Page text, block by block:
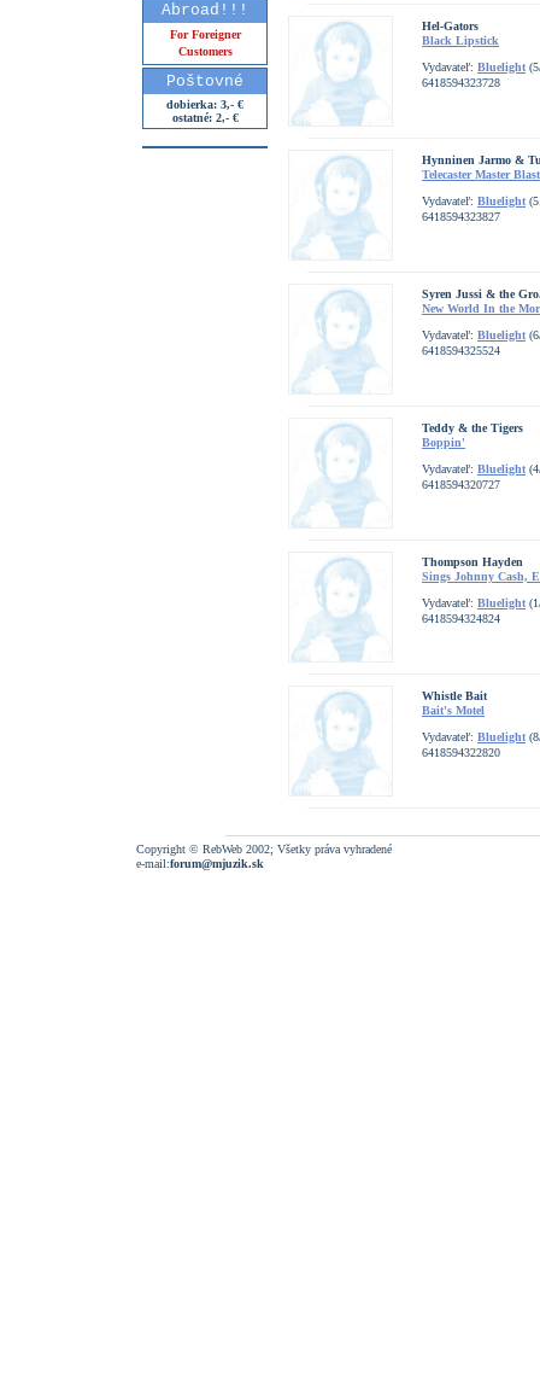
Abroad!!!
For Foreigner
Customers
Poštovné
dobierka: 3,- €
ostatné: 2,- €
Hel-Gators
Black Lipstick
Vydavateľ: Bluelight
6418594323728
Hynninen Jarmo &
Telecaster Master
Vydavateľ: Bluelight
6418594323827
Syren Jussi & the
New World In the
Vydavateľ: Bluelight
6418594325524
Teddy & the Tigers
Boppin'
Vydavateľ: Bluelight
6418594320727
Thompson Hayden
Sings Johnny Cash,
Vydavateľ: Bluelight
6418594324824
Whistle Bait
Bait's Motel
Vydavateľ: Bluelight
6418594322820
Copyright © RebWeb 2002; Všetky práva vyhradené
e-mail:forum@mjuzik.sk